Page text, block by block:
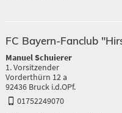
FC Bayern-Fanclub
Manuel Schuierer
1. Vorsitzender
Vorderthürn 12 a
92436 Bruck i.d.OPf.
01752249070